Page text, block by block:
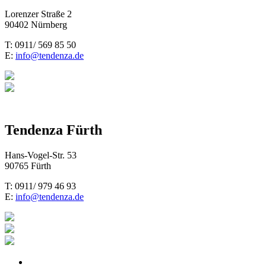
Lorenzer Straße 2
90402 Nürnberg
T: 0911/ 569 85 50
E: info@tendenza.de
Tendenza Fürth
Hans-Vogel-Str. 53
90765 Fürth
T: 0911/ 979 46 93
E: info@tendenza.de